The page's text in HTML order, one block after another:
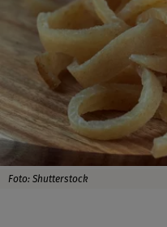
Foto: Shutterstock